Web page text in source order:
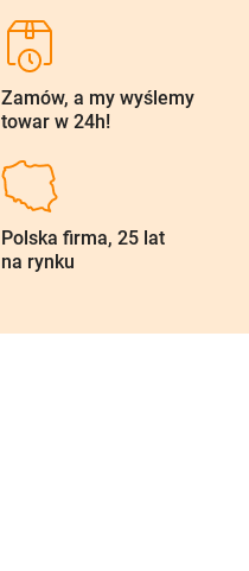
Zamów, a my wyślemy
towar w 24h!
Polska firma, 25 lat
na rynku